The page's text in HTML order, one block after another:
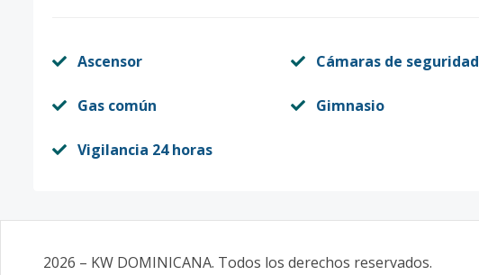
Ascensor Cámaras de seguridad
Gas común Gimnasio
Vigilancia 24 horas
2026 – KW DOMINICANA. Todos los derechos reservados.